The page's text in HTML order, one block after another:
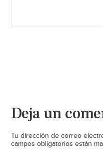
Deja un
Tu dirección de correo
campos obligatorios están